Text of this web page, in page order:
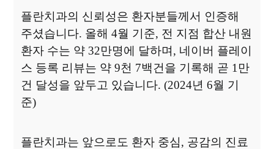
플란치과의 신뢰성은 환자분들께서 인증해
주셨습니다. 올해 4월 기준, 전 지점 합산 내원
환자 수는 약 32만명에 달하며 , 네이버 플레이
스 등록 리뷰는 약 9천 7백건을 기록해 곧 1만
건 달성을 앞두고 있습니다. (2024년 6월 기
준)
플란치과는 앞으로도 환자 중심, 공감의 진료